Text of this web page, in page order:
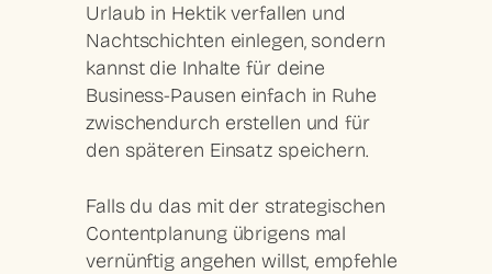
Urlaub in Hektik verfallen und
Nachtschichten einlegen, sondern
kannst die Inhalte für deine
Business-Pausen einfach in Ruhe
zwischendurch erstellen und für
den späteren Einsatz speichern.
Falls du das mit der strategischen
Contentplanung übrigens mal
vernünftig angehen willst, empfehle